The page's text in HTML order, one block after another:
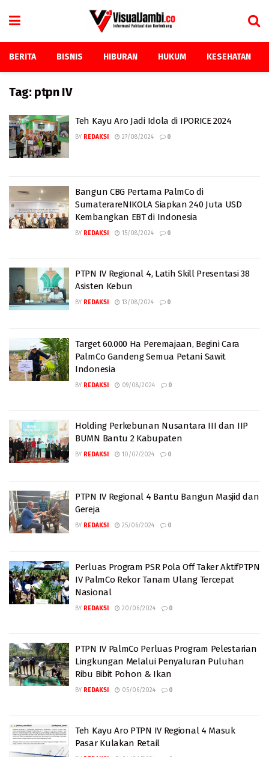
BERITA BISNIS HIBURAN HUKUM KESEHATAN
Tag: ptpn IV
Teh Kayu Aro Jadi Idola di IPORICE 2024
BY REDAKSI 27/08/2024 0
Bangun CBG Pertama PalmCo di
SumaterareNIKOLA Siapkan 240 Juta USD
Kembangkan EBT di Indonesia
BY REDAKSI 15/08/2024 0
PTPN IV Regional 4, Latih Skill Presentasi 38
Asisten Kebun
BY REDAKSI 13/08/2024 0
Target 60.000 Ha Peremajaan, Begini Cara
PalmCo Gandeng Semua Petani Sawit
Indonesia
BY REDAKSI 09/08/2024 0
Holding Perkebunan Nusantara III dan IIP
BUMN Bantu 2 Kabupaten
BY REDAKSI 10/07/2024 0
PTPN IV Regional 4 Bantu Bangun Masjid dan
Gereja
BY REDAKSI 25/06/2024 0
Perluas Program PSR Pola Off Taker AktifPTPN
IV PalmCo Rekor Tanam Ulang Tercepat
Nasional
BY REDAKSI 20/06/2024 0
PTPN IV PalmCo Perluas Program Pelestarian
Lingkungan Melalui Penyaluran Puluhan
Ribu Bibit Pohon & Ikan
BY REDAKSI 05/06/2024 0
Teh Kayu Aro PTPN IV Regional 4 Masuk
Pasar Kulakan Retail